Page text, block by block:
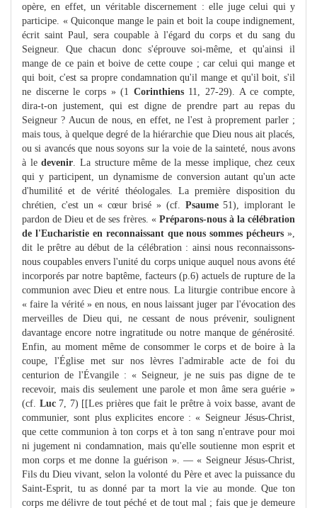
opère, en effet, un véritable discernement : elle juge celui qui y
participe. « Quiconque mange le pain et boit la coupe indignement,
écrit saint Paul, sera coupable à l'égard du corps et du sang du
Seigneur. Que chacun donc s'éprouve soi-même, et qu'ainsi il
mange de ce pain et boive de cette coupe ; car celui qui mange et
qui boit, c'est sa propre condamnation qu'il mange et qu'il boit, s'il
ne discerne le corps » (1 Corinthiens11, 27-29). A ce compte,
dira-t-on justement, qui est digne de prendre part au repas du
Seigneur ? Aucun de nous, en effet, ne l'est à proprement parler ;
mais tous, à quelque degré de la hiérarchie que Dieu nous ait placés,
ou si avancés que nous soyons sur la voie de la sainteté, nous avons
à ledevenir . La structure même de la messe implique, chez ceux
qui y participent, un dynamisme de conversion autant qu'un acte
d'humilité et de vérité théologales. La première disposition du
chrétien, c'est un « cœur brisé » (cf. Psaume51), implorant le
pardon de Dieu et de ses frères. « Préparons-nous à la célébration
de l'Eucharistie en reconnaissant que nous sommes pécheurs »,
dit le prêtre au début de la célébration : ainsi nous reconnaissons-
nous coupables envers l'unité du corps unique auquel nous avons été
incorporés par notre baptême, facteurs (p.6) actuels de rupture de la
communion avec Dieu et entre nous. La liturgie contribue encore à
« faire la vérité » en nous, en nous laissant juger par l'évocation des
merveilles de Dieu qui, ne cessant de nous prévenir, soulignent
davantage encore notre ingratitude ou notre manque de générosité.
Enfin, au moment même de consommer le corps et de boire à la
coupe, l'Église met sur nos lèvres l'admirable acte de foi du
centurion de l'Évangile : « Seigneur, je ne suis pas digne de te
recevoir, mais dis seulement une parole et mon âme sera guérie »
(cf. Luc7, 7) [[Les prières que fait le prêtre à voix basse, avant de
communier, sont plus explicites encore : « Seigneur Jésus-Christ,
que cette communion à ton corps et à ton sang n'entrave pour moi
ni jugement ni condamnation, mais qu'elle soutienne mon esprit et
mon corps et me donne la guérison ». — « Seigneur Jésus-Christ,
Fils du Dieu vivant, selon la volonté du Père et avec la puissance du
Saint-Esprit, tu as donné par ta mort la vie au monde. Que ton
corps me délivre de tout péché et de tout mal ; fais que je demeure